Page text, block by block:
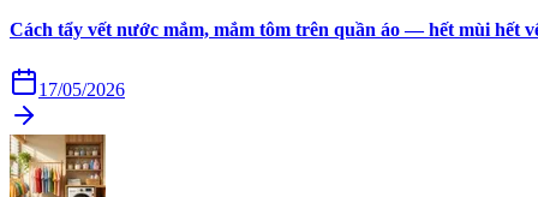
Cách tẩy vết nước mắm, mắm tôm trên quần áo — hết mùi hết
17/05/2026